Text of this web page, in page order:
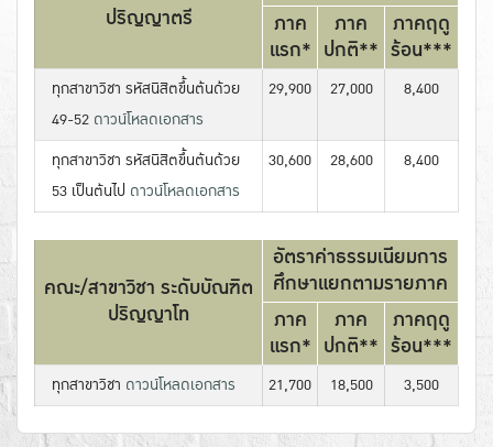
ปริญญาตรี
ภาค
แรก*
ภาค
ปกติ**
ภาคฤดู
ร้อน***
ทุกสาขาวิชา รหัสนิสิตขึ้นต้นด้วย
49-52 ดาวน์โหลดเอกสาร
29,900 27,000 8,400
ทุกสาขาวิชา รหัสนิสิตขึ้นต้นด้วย
53 เป็นต้นไป ดาวน์โหลดเอกสาร
30,600 28,600 8,400
คณะ/สาขาวิชา ระดับบัณฑิต
ปริญญาโท
อัตราค่าธรรมเนียมการ
ศึกษาแยกตามรายภาค
ภาค
แรก*
ภาค
ปกติ**
ภาคฤดู
ร้อน***
ทุกสาขาวิชา ดาวน์โหลดเอกสาร 21,700 18,500 3,500